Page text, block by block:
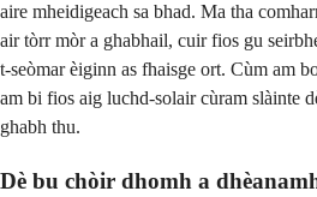
aire mheidigeach sa bhad. Ma tha
air tòrr mòr a ghabhail, cuir fios gu
t-seòmar èiginn as fhaisge ort. Cùm am
am bi fios aig luchd-solair cùram slàinte
ghabh thu.
Dè bu chòir dhomh a